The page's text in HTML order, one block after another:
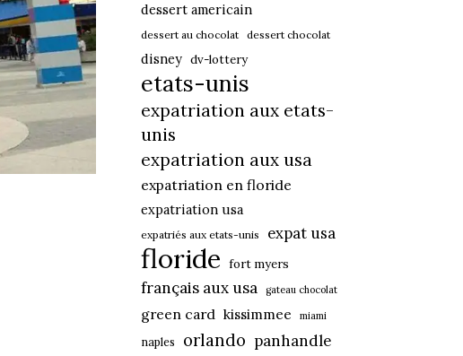
dessert americain
dessert au chocolat dessert chocolat
disney dv-lottery
etats-unis
expatriation aux etats-
unis
expatriation aux usa
expatriation en floride
expatriation usa
expatriés aux etats-unis expat usa
floride fort myers
français aux usa gateau chocolat
green card kissimmee miami
naples orlando panhandle